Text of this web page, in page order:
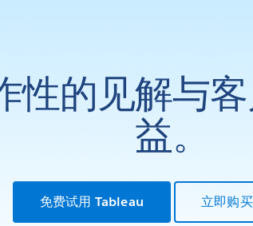
性的见解与
益。
免费试用 Tableau 立即购